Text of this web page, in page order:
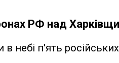
РФ над
небі п'ять